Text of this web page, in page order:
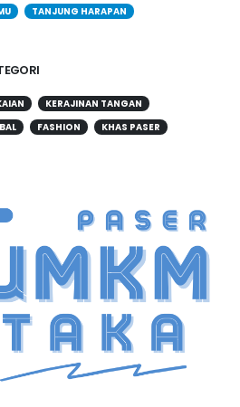
TANJUNG HARAPAN
KERAJINAN TANGAN
FASHION
KHAS PASER